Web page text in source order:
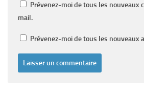
Prévenez-moi de tous les nouveaux
mail.
Prévenez-moi de tous les nouveaux